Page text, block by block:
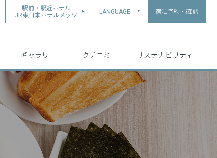
駅前・駅近ホテル
JR東日本ホテルメッツ
LANGUAGE ▲ 宿泊予約・確認
ギャラリー クチコミ サステナビリティ